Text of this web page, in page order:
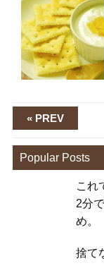
« PREV
Popular Posts
これ
2分
め。
捨て